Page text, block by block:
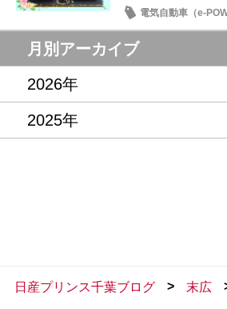
電気自動車（e-
月別アーカイブ
2026年
2025年
日産プリンス千葉ブログ > 末広